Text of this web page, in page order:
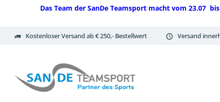
Das Team der SanDe Teamsport macht vom 23.07
Kostenloser Versand ab € 250,- Bestellwert Versand